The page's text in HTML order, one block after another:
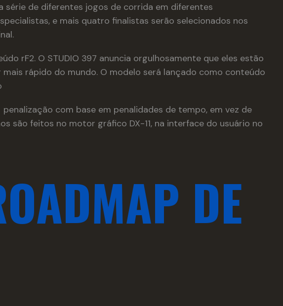
de diferentes jogos de corrida em diferentes
e mais quatro finalistas serão selecionados nos
rF2. O STUDIO 397 anuncia orgulhosamente que eles estão
rápido do mundo. O modelo será lançado como conteúdo
com base em penalidades de tempo, em vez de
são feitos no motor gráfico DX-11, na interface do usuário no
DE